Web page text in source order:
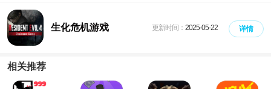
生化危机游戏 更新时间： 2025-05-22 详情
相关推荐